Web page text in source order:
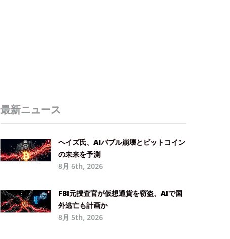
最新ニュース
ヘイズ氏、AIバブル崩壊とビットコイン
の未来を予測
8月 6th, 2026
FBI元捜査官が仮想通貨を窃盗、AIで国
外逃亡も計画か
8月 5th, 2026